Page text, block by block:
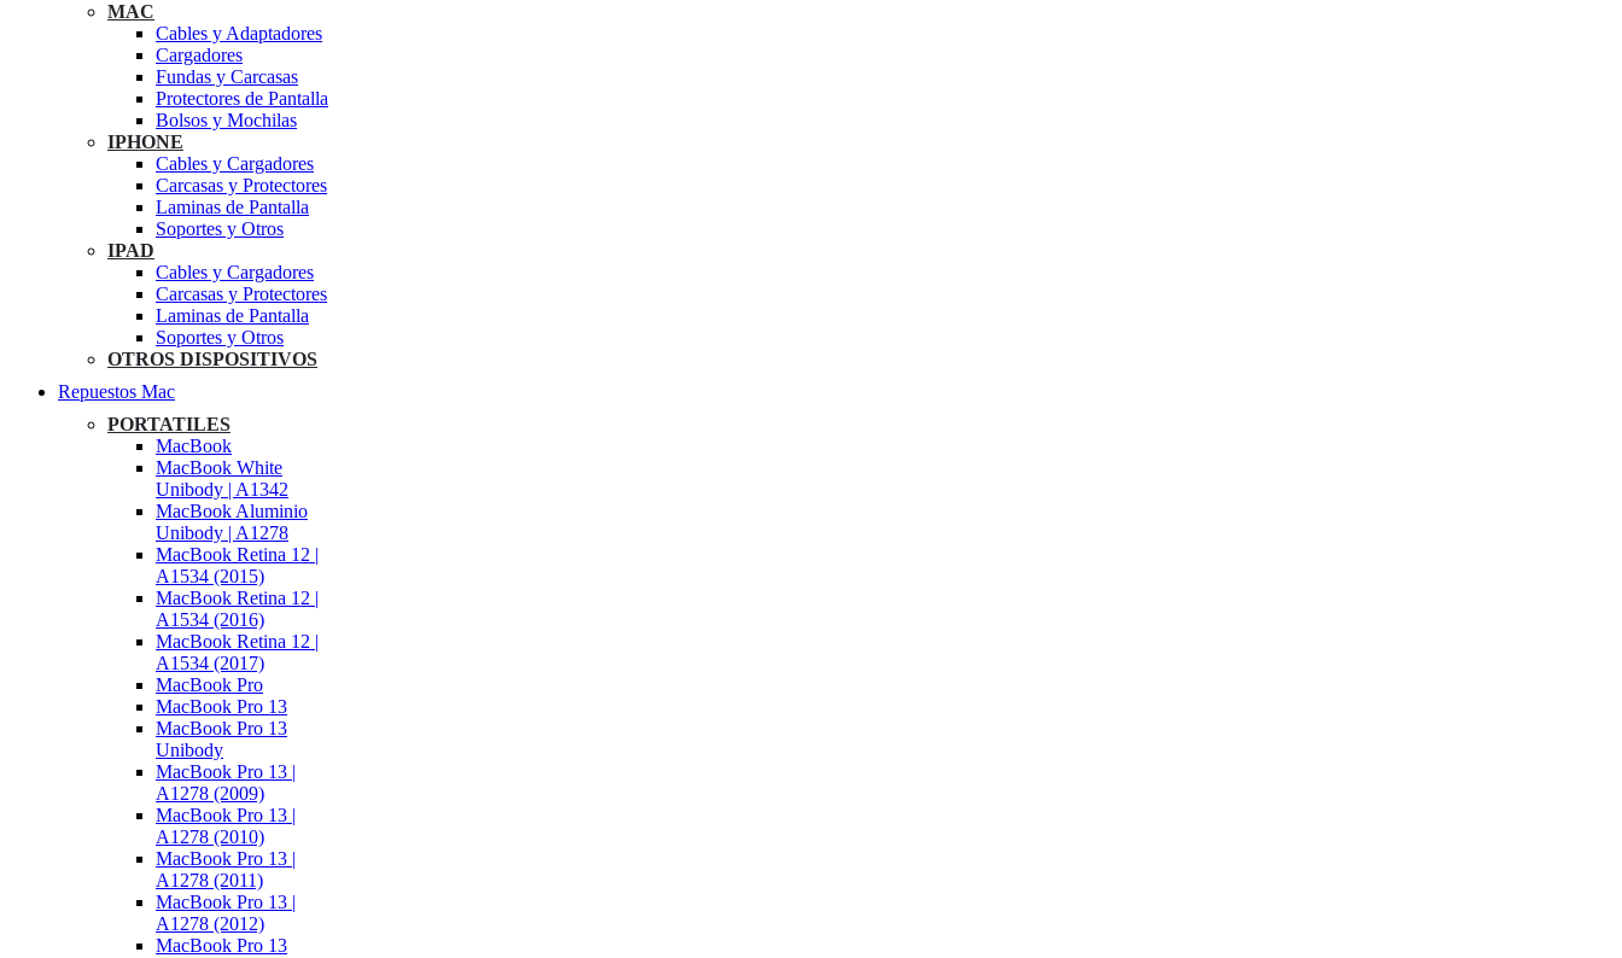
MAC
Cables y Adaptadores
Cargadores
Fundas y Carcasas
Protectores de Pantalla
Bolsos y Mochilas
IPHONE
Cables y Cargadores
Carcasas y Protectores
Laminas de Pantalla
Soportes y Otros
IPAD
Cables y Cargadores
Carcasas y Protectores
Laminas de Pantalla
Soportes y Otros
OTROS DISPOSITIVOS
Repuestos Mac
PORTATILES
MacBook
MacBook White
Unibody | A1342
MacBook Aluminio
Unibody | A1278
MacBook Retina 12 |
A1534 (2015)
MacBook Retina 12 |
A1534 (2016)
MacBook Retina 12 |
A1534 (2017)
MacBook Pro
MacBook Pro 13
MacBook Pro 13
Unibody
MacBook Pro 13 |
A1278 (2009)
MacBook Pro 13 |
A1278 (2010)
MacBook Pro 13 |
A1278 (2011)
MacBook Pro 13 |
A1278 (2012)
MacBook Pro 13